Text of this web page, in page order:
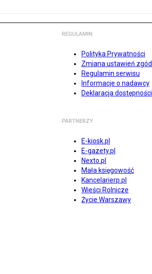
REGULAMIN
Polityka Prywatności
Zmiana ustawień zgód
Regulamin serwisu
Informacje o nadawcy
Deklaracja dostępności
PARTNERZY
E-kiosk.pl
E-gazety.pl
Nexto.pl
Mała księgowość
Kancelarierp.pl
Wieści Rolnicze
Życie Warszawy